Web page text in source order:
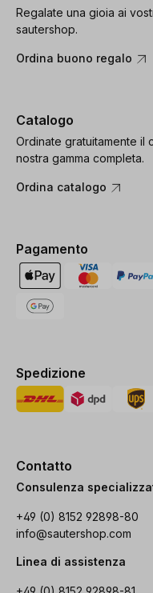
Regalate una gioia ai
sautershop.
Ordina buono regalo
Catalogo
Ordinate gratuitamente il
nostra gamma completa.
Ordina catalogo
Pagamento
Spedizione
Contatto
Consulenza
+49 (0) 8152 92898-80
info@sautershop.com
Linea di assistenza